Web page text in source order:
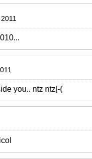
you.. ntz ntz[-(